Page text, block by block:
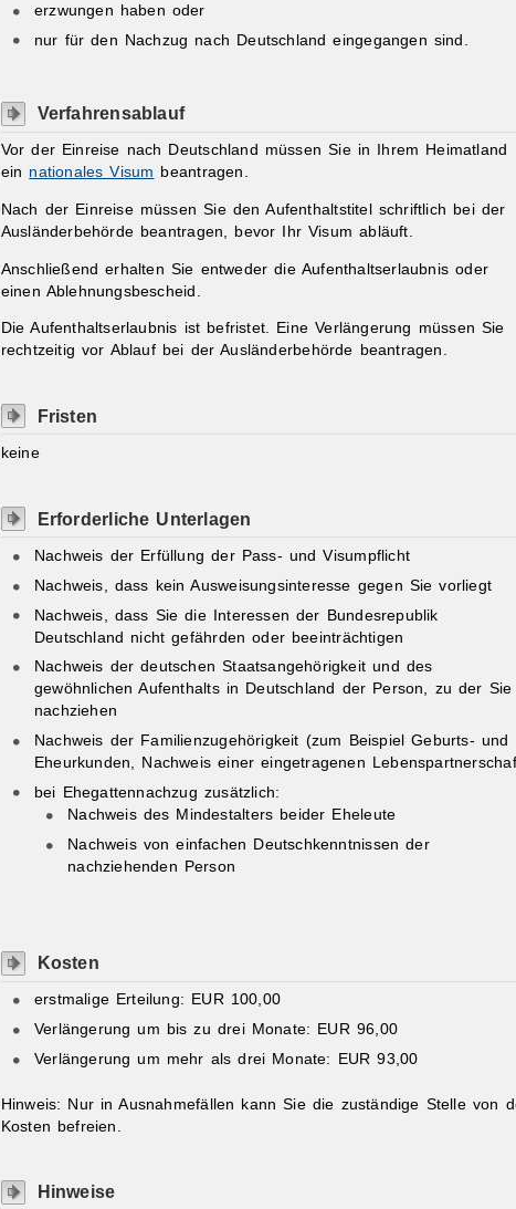
erzwungen haben oder
nur für den Nachzug nach Deutschland eingegangen sind.
Verfahrensablauf
Vor der Einreise nach Deutschland müssen Sie in Ihrem Heimatland
ein nationales Visum beantragen.
Nach der Einreise müssen Sie den Aufenthaltstitel schriftlich bei der
Ausländerbehörde beantragen, bevor Ihr Visum abläuft.
Anschließend erhalten Sie entweder die Aufenthaltserlaubnis oder
einen Ablehnungsbescheid.
Die Aufenthaltserlaubnis ist befristet. Eine Verlängerung müssen Sie
rechtzeitig vor Ablauf bei der Ausländerbehörde beantragen.
Fristen
keine
Erforderliche Unterlagen
Nachweis der Erfüllung der Pass- und Visumpflicht
Nachweis, dass kein Ausweisungsinteresse gegen Sie vorliegt
Nachweis, dass Sie die Interessen der Bundesrepublik
Deutschland nicht gefährden oder beeinträchtigen
Nachweis der deutschen Staatsangehörigkeit und des
gewöhnlichen Aufenthalts in Deutschland der Person, zu der Sie
nachziehen
Nachweis der Familienzugehörigkeit (zum Beispiel Geburts- und
Eheurkunden, Nachweis einer eingetragenen
bei Ehegattennachzug zusätzlich:
Nachweis des Mindestalters beider Eheleute
Nachweis von einfachen Deutschkenntnissen der
nachziehenden Person
Kosten
erstmalige Erteilung: EUR 100,00
Verlängerung um bis zu drei Monate: EUR 96,00
Verlängerung um mehr als drei Monate: EUR 93,00
Hinweis: Nur in Ausnahmefällen kann Sie die zuständige Stelle von
Kosten befreien.
Hinweise